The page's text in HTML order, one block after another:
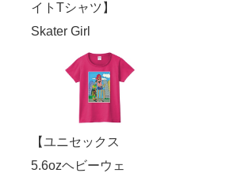
イトTシャツ】
Skater Girl
【ユニセックス
5.6ozヘビーウェ